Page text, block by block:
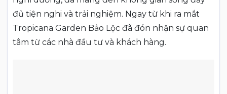
đủ tiện nghi và trải nghiệm. Ngay từ khi ra mắt
Tropicana Garden Bảo Lộc đã đón nhận sự quan
tâm từ các nhà đầu tư và khách hàng.